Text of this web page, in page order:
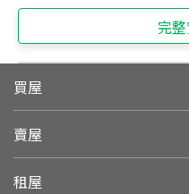
完
買屋
賣屋
租屋